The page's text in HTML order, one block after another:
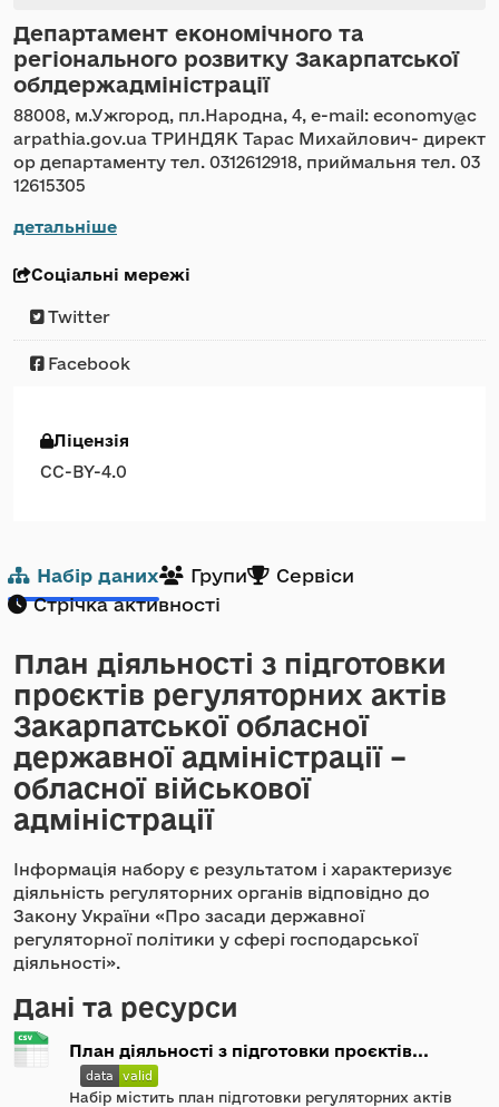
Департамент економічного та
регіонального розвитку Закарпатської
облдержадміністрації
88008, м.Ужгород, пл.Народна, 4, e-mail: economy@c
arpathia.gov.ua ТРИНДЯК Тарас Михайлович- директ
ор департаменту тел. 0312612918, приймальня тел. 03
12615305
детальніше
Соціальні мережі
Twitter
Facebook
Ліцензія
CC-BY-4.0
Набір даних Групи
Сервіси
Стрічка активності
План діяльності з підготовки
проєктів регуляторних актів
Закарпатської обласної
державної адміністрації –
обласної військової
адміністрації
Інформація набору є результатом і характеризує
діяльність регуляторних органів відповідно до
Закону України «Про засади державної
регуляторної політики у сфері господарської
діяльності».
Дані та ресурси
План діяльності з підготовки проєктів...
Набір містить план підготовки регуляторних актів